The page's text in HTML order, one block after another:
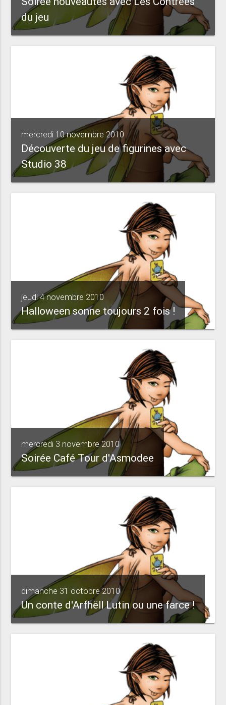
du jeu
mercredi 10 novembre 2010
Découverte du jeu de figurines avec
Studio 38
jeudi 4 novembre 2010
Halloween sonne toujours 2 fois !
mercredi 3 novembre 2010
Soirée Café Tour d'Asmodee
dimanche 31 octobre 2010
Un conte d'Arfhëll Lutin ou une farce !